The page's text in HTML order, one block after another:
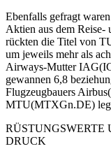
Ebenfalls gefragt
Aktien aus dem
rückten die Titel von
um jeweils mehr als
Airways-Mutter
gewannen 6,8
Flugzeugbauers
MTU(MTXGn.DE)
DRUCK